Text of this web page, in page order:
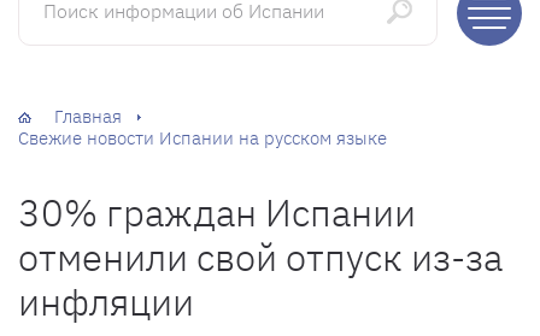
Главная
Свежие новости Испании на русском языке
30% граждан Испании
отменили свой отпуск из-за
инфляции